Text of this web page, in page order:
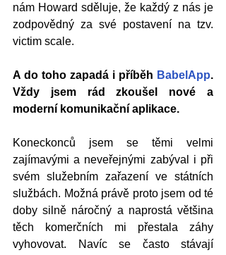
nám Howard sděluje, že každý z nás je
zodpovědný za své postavení na tzv.
victim scale.
A do toho zapadá i příběh BabelApp.
Vždy jsem rád zkoušel nové a
moderní komunikační aplikace.
Koneckonců jsem se těmi velmi
zajímavými a neveřejnými zabýval i při
svém služebním zařazení ve státních
službách. Možná právě proto jsem od té
doby silně náročný a naprostá většina
těch komerčních mi přestala záhy
vyhovovat. Navíc se často stávají